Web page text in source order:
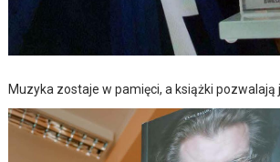
Muzyka zostaje w pamięci, a książki pozwalają